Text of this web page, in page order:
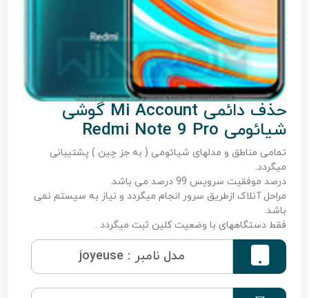
حذف دائمی Mi Account گوشی
شیائومی Redmi Note 9 Pro
تمامی مناطق و مدلهای شیائومی ( به جز چین ) پشتیبانی
میگردد.
درصد موفقیت سرویس 99 درصد می باشد.
مراحل آنلاک ازطریق سرور انجام میگردد و نیاز به سیستم نمی
باشد.
فقط دستگاههای با وضعیت کلین ثبت میگردد .
 مدل نامبر : joyeuse